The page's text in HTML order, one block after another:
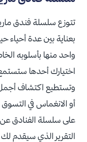
تتوزع سلسلة فندق
بعناية بين عدة أحياء
واحد منها بأسلوبه
اختيارك أحدها
وتستطيع اكتشاف أجمل
أو الانغماس في التسوق
على سلسلة الفنادق عن
التقرير الذي سيقدم